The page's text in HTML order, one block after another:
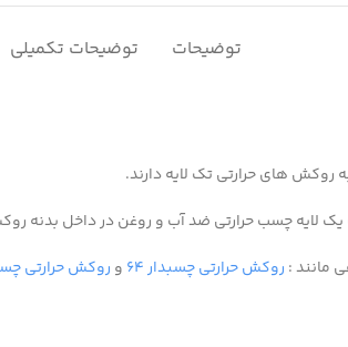
توضیحات توضیحات تکمیلی
یک لایه چسب حرارتی ضد آب و روغن در داخل بدنه
مانند : روکش حرارتی چسبدار ۶۴ و روکش حرارتی